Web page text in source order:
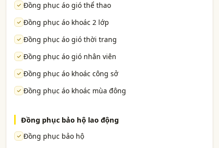
Đồng phục áo gió thể thao
Đồng phục áo khoác 2 lớp
Đồng phục áo gió thời trang
Đồng phục áo gió nhân viên
Đồng phục áo khoác công sở
Đồng phục áo khoác mùa đông
Đồng phục bảo hộ lao động
Đồng phục bảo hộ